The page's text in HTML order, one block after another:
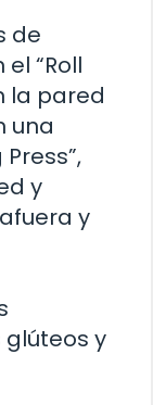
de
“Roll
la pared
una
y
y
y